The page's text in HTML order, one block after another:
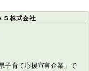
Ｓ株式会社
子育て応援宣言企業」で